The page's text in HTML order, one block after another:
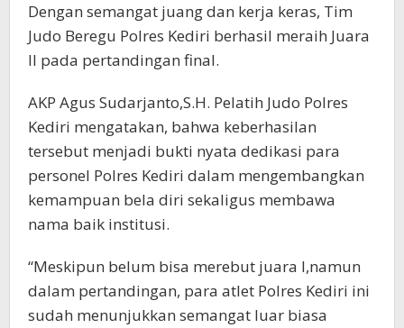
Dengan semangat juang dan kerja keras, Tim
Judo Beregu Polres Kediri berhasil meraih Juara
II pada pertandingan final.
AKP Agus Sudarjanto,S.H. Pelatih Judo Polres
Kediri mengatakan, bahwa keberhasilan
tersebut menjadi bukti nyata dedikasi para
personel Polres Kediri dalam mengembangkan
kemampuan bela diri sekaligus membawa
nama baik institusi.
“Meskipun belum bisa merebut juara I,namun
dalam pertandingan, para atlet Polres Kediri ini
sudah menunjukkan semangat luar biasa